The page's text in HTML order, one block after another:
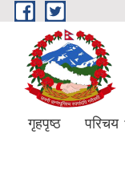
Skip to main content
गृहपृष्ठ परिचय